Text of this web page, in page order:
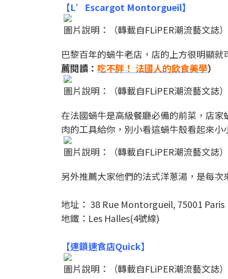
【L’Escargot Montorgueil】
圖片說明：（轉載自FLiPER潮流藝文誌）
巴黎百年的蝸牛老店，店的上方很明顯
薦閱讀： 吃不胖！ 法國人的飲食美學）
圖片說明：（轉載自FLiPER潮流藝文誌）
在法國蝸牛是高級餐廳必備的前菜，店
肉的工具給你，別小看這蝸牛殼看起來
圖片說明：（轉載自FLiPER潮流藝文誌）
另外推薦大家他們的法式洋蔥湯，是每次
地址： 38 Rue Montorgueil, 75001 Paris
地鐵：Les Halles(4號線)
【連鎖速食店Quick】
圖片說明：（轉載自FLiPER潮流藝文誌）